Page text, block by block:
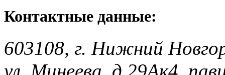
Контактные данные:
603108, г. Нижний